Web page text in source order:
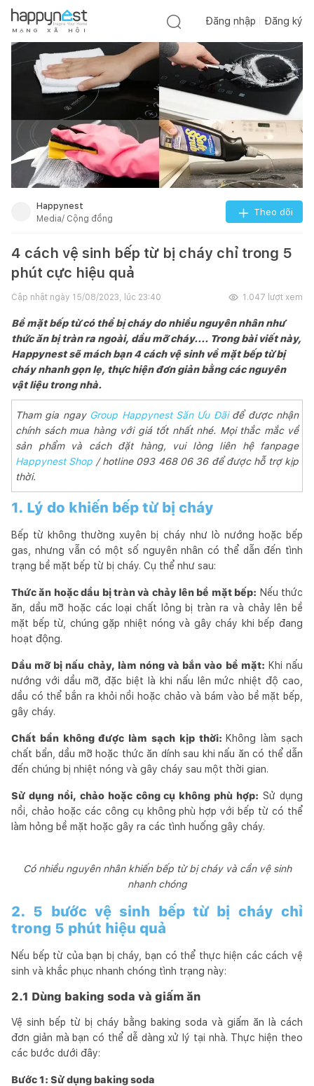
M Ạ N G X Ã H Ộ I
Đăng nhập Đăng ký
Happynest
Media/ Cộng đồng
Theo dõi
4 cách vệ sinh bếp từ bị cháy chỉ trong 5
phút cực hiệu quả
Cập nhật ngày 15/08/2023, lúc 23:40 1.047 lượt xem
Bề mặt bếp từ có thể bị cháy do nhiều nguyên nhân như
thức ăn bị tràn ra ngoài, dầu mỡ cháy.... Trong bài viết này,
Happynest sẽ mách bạn 4 cách vệ sinh về mặt bếp từ bị
cháy nhanh gọn lẹ, thực hiện đơn giản bằng các nguyên
vật liệu trong nhà.
Tham gia ngay Group Happynest Săn Ưu Đãi để được nhận
chính sách mua hàng với giá tốt nhất nhé. Mọi thắc mắc về
sản phẩm và cách đặt hàng, vui lòng liên hệ fanpage
Happynest Shop / hotline 093 468 06 36 để được hỗ trợ kịp
thời.
1. Lý do khiến bếp từ bị cháy
Bếp từ không thường xuyên bị cháy như lò nướng hoặc bếp
gas, nhưng vẫn có một số nguyên nhân có thể dẫn đến tình
trạng bề mặt bếp từ bị cháy. Cụ thể như sau:
Thức ăn hoặc dầu bị tràn và chảy lên bề mặt bếp: Nếu thức
ăn, dầu mỡ hoặc các loại chất lỏng bị tràn ra và chảy lên bề
mặt bếp từ, chúng gặp nhiệt nóng và gây cháy khi bếp đang
hoạt động.
Dầu mỡ bị nấu chảy, làm nóng và bắn vào bề mặt: Khi nấu
nướng với dầu mỡ, đặc biệt là khi nấu lên mức nhiệt độ cao,
dầu có thể bắn ra khỏi nồi hoặc chảo và bám vào bề mặt bếp,
gây cháy.
Chất bẩn không được làm sạch kịp thời: Không làm sạch
chất bẩn, dầu mỡ hoặc thức ăn dính sau khi nấu ăn có thể dẫn
đến chúng bị nhiệt nóng và gây cháy sau một thời gian.
Sử dụng nồi, chảo hoặc công cụ không phù hợp: Sử dụng
nồi, chảo hoặc các công cụ không phù hợp với bếp từ có thể
làm hỏng bề mặt hoặc gây ra các tình huống gây cháy.
Có nhiều nguyên nhân khiến bếp từ bị cháy và cần vệ sinh
nhanh chóng
2. 5 bước vệ sinh bếp từ bị cháy chỉ
trong 5 phút hiệu quả
Nếu bếp từ của bạn bị cháy, bạn có thể thực hiện các cách vệ
sinh và khắc phục nhanh chóng tình trạng này:
2.1 Dùng baking soda và giấm ăn
Vệ sinh bếp từ bị cháy bằng baking soda và giấm ăn là cách
đơn giản mà bạn có thể dễ dàng xử lý tại nhà. Thực hiện theo
các bước dưới đây:
Bước 1: Sử dụng baking soda